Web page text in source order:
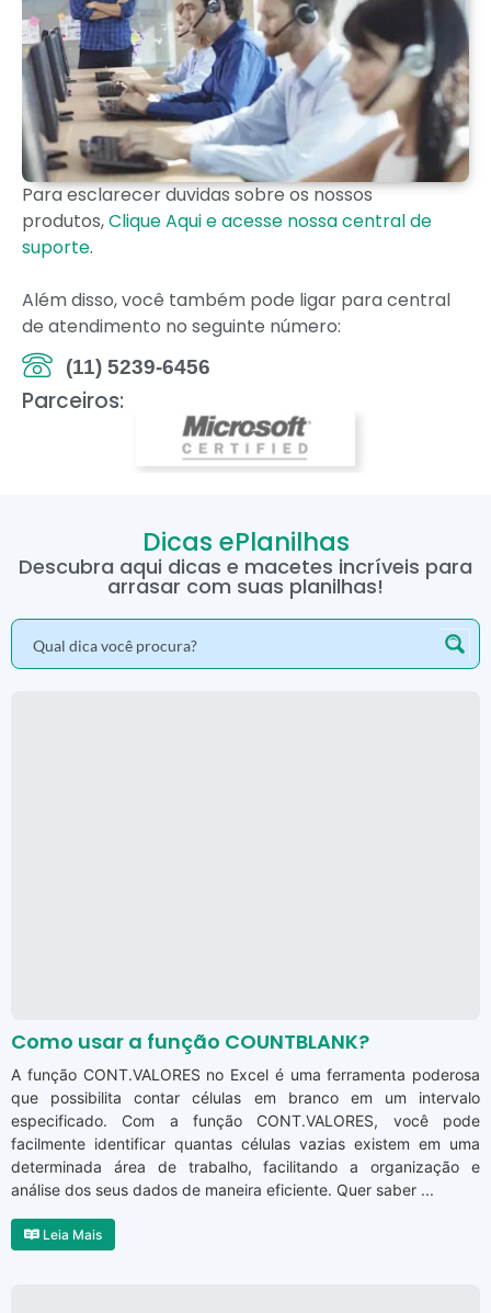
Para esclarecer duvidas sobre os nossos
produtos,Clique Aqui e acesse nossa central de
suporte.
Além disso, você também pode ligar para central
de atendimento no seguinte número:
(11) 5239-6456
Parceiros:
Dicas ePlanilhas
Descubra aqui dicas e macetes incríveis para
arrasar com suas planilhas!
Como usar a função COUNTBLANK?
A função CONT.VALORES no Excel é uma ferramenta poderosa
que possibilita contar células em branco em um intervalo
especificado. Com a função CONT.VALORES, você pode
facilmente identificar quantas células vazias existem em uma
determinada área de trabalho, facilitando a organização e
análise dos seus dados de maneira eficiente. Quer saber ...
Leia Mais